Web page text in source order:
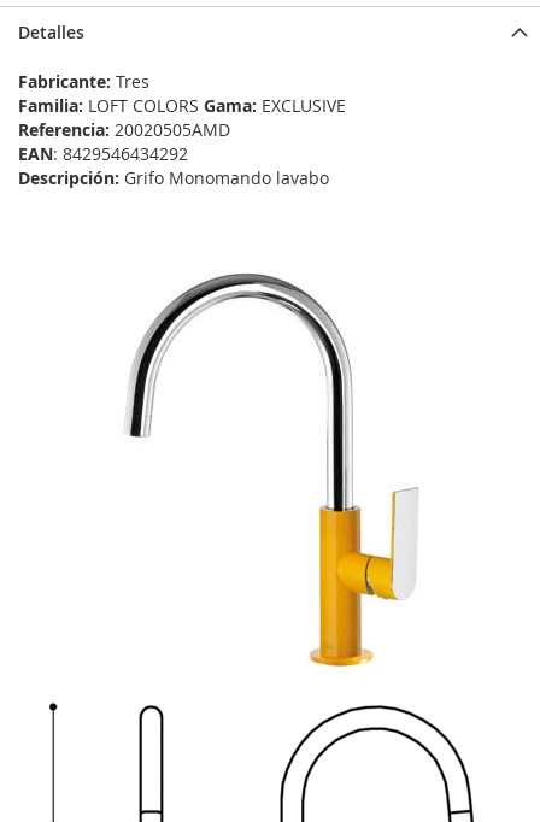
Detalles
Fabricante: Tres
Familia: LOFT COLORS Gama: EXCLUSIVE
Referencia: 20020505AMD
EAN: 8429546434292
Descripción: Grifo Monomando lavabo